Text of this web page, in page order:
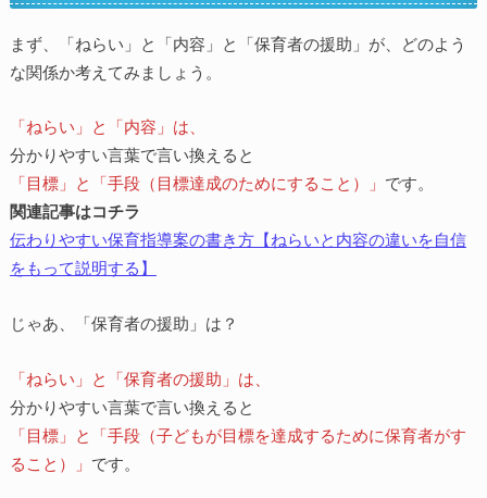
まず、「ねらい」と「内容」と「保育者の援助」が、どのよう
な関係か考えてみましょう。
「ねらい」と「内容」は、
分かりやすい言葉で言い換えると
「目標」と「手段（目標達成のためにすること）」 です。
関連記事はコチラ
伝わりやすい保育指導案の書き方【ねらいと内容の違いを自信
をもって説明する】
じゃあ、「保育者の援助」は？
「ねらい」と「保育者の援助」は、
分かりやすい言葉で言い換えると
「目標」と「手段（子どもが目標を達成するために保育者がす
ること）」 です。